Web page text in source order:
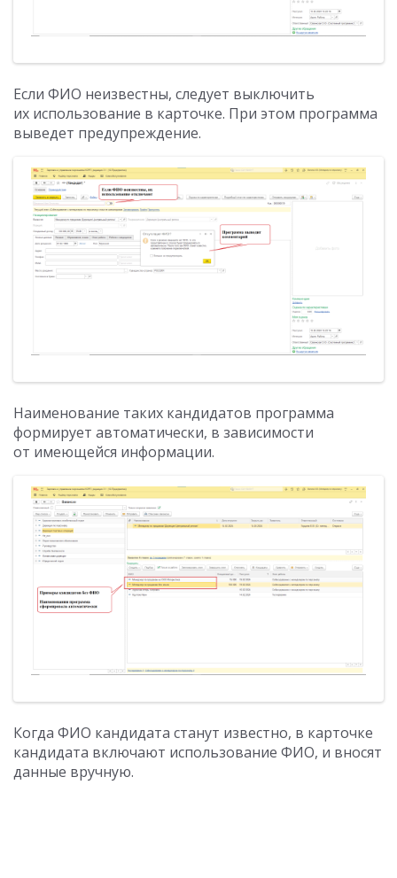
Если ФИО неизвестны, следует выключить
их использование в карточке. При этом программа
выведет предупреждение.
Наименование таких кандидатов программа
формирует автоматически, в зависимости
от имеющейся информации.
Когда ФИО кандидата станут известно, в карточке
кандидата включают использование ФИО, и вносят
данные вручную.